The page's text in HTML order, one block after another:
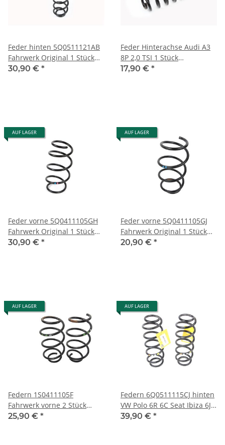
Feder hinten 5Q0511121AB
Fahrwerk Original 1 Stück
Hinterachse VW Golf 7 1,2
30,90 € *
Feder Hinterachse Audi A3
8P 2,0 TSI 1 Stück
8P0511115R 78260 T712863
17,90 € *
AUF LAGER
Feder vorne 5Q0411105GH
Fahrwerk Original 1 Stück
Vordersachse VW Golf 7 1,2
30,90 € *
AUF LAGER
Feder vorne 5Q0411105GJ
Fahrwerk Original 1 Stück
Vordersachse VW Golf 7 1,5
20,90 € *
AUF LAGER
Federn 1S0411105F
Fahrwerk vorne 2 Stück
Skoda Citigo Seat MII VW UP
25,90 € *
AUF LAGER
Federn 6Q0511115CJ hinten
VW Polo 6R 6C Seat Ibiza 6J
1,4 TSI org. VW 2 Stück
39,90 € *